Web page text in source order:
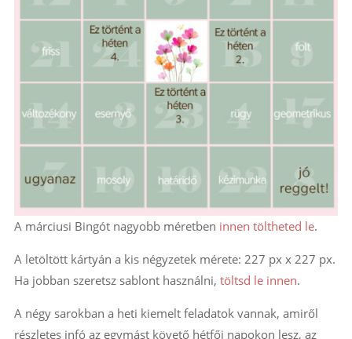
A márciusi Bingót nagyobb méretben innen töltheted le.
A letöltött kártyán a kis négyzetek mérete: 227 px x 227 px.
Ha jobban szeretsz sablont használni, töltsd le innen.
A négy sarokban a heti kiemelt feladatok vannak, amiről
részletes infó az egymást követő hétfői napokon lesz, az